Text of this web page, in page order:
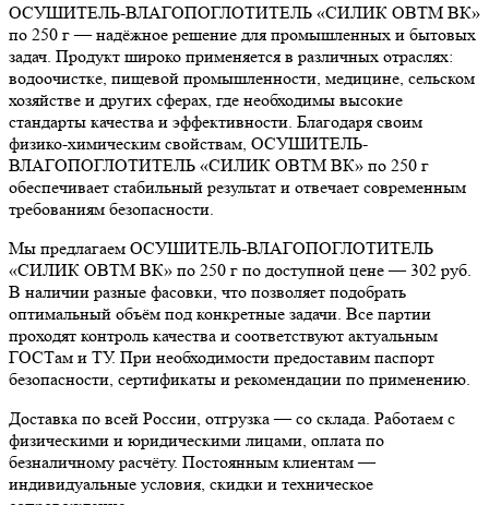
ОСУШИТЕЛЬ-ВЛАГОПОГЛОТИТЕЛЬ «СИЛИК ОВТМ ВК»
по 250 г — надёжное решение для промышленных и бытовых
задач. Продукт широко применяется в различных отраслях:
водоочистке, пищевой промышленности, медицине, сельском
хозяйстве и других сферах, где необходимы высокие
стандарты качества и эффективности. Благодаря своим
физико-химическим свойствам, ОСУШИТЕЛЬ-
ВЛАГОПОГЛОТИТЕЛЬ «СИЛИК ОВТМ ВК» по 250 г
обеспечивает стабильный результат и отвечает современным
требованиям безопасности.
Мы предлагаем ОСУШИТЕЛЬ-ВЛАГОПОГЛОТИТЕЛЬ
«СИЛИК ОВТМ ВК» по 250 г по доступной цене — 302 руб.
В наличии разные фасовки, что позволяет подобрать
оптимальный объём под конкретные задачи. Все партии
проходят контроль качества и соответствуют актуальным
ГОСТам и ТУ. При необходимости предоставим паспорт
безопасности, сертификаты и рекомендации по применению.
Доставка по всей России, отгрузка — со склада. Работаем с
физическими и юридическими лицами, оплата по
безналичному расчёту. Постоянным клиентам —
индивидуальные условия, скидки и техническое